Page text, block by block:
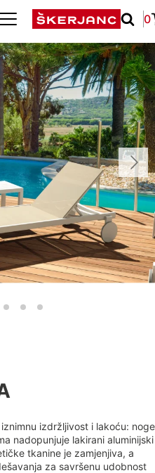
0
White/Tortora
izdržljivost i lakoću: noge
nadopunjuje lakirani aluminijski
tkanine je zamjenjiva, a
za savršenu udobnost